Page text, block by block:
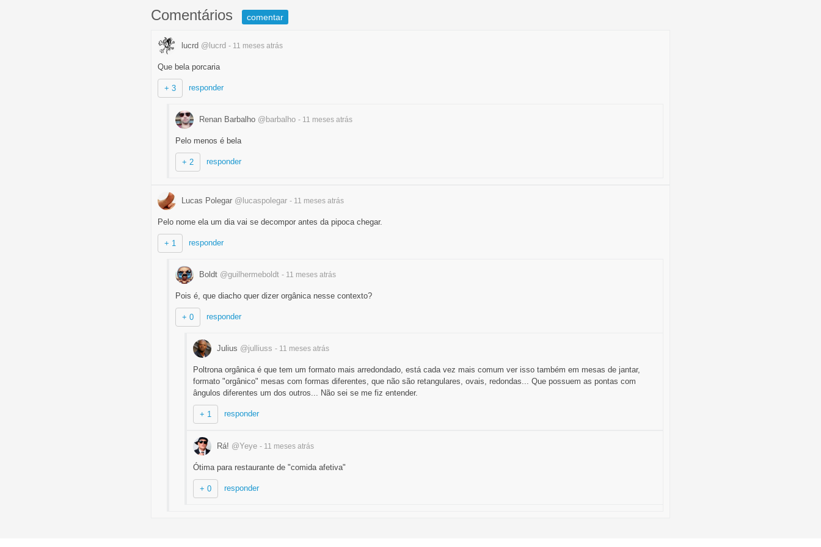
Comentários comentar
lucrd @lucrd - 11 meses atrás
Que bela porcaria
+ 3 responder
Renan Barbalho @barbalho - 11 meses atrás
Pelo menos é bela
+ 2 responder
Lucas Polegar @lucaspolegar - 11 meses atrás
Pelo nome ela um dia vai se decompor antes da pipoca chegar.
+ 1 responder
Boldt @guilhermeboldt - 11 meses atrás
Pois é, que diacho quer dizer orgânica nesse contexto?
+ 0 responder
Julius @julliuss - 11 meses atrás
Poltrona orgânica é que tem um formato mais arredondado, está cada vez mais comum ver isso também em mesas de jantar,
formato "orgânico" mesas com formas diferentes, que não são retangulares, ovais, redondas... Que possuem as pontas com
ângulos diferentes um dos outros... Não sei se me fiz entender.
+ 1 responder
Rá! @Yeye - 11 meses atrás
Ótima para restaurante de "comida afetiva"
+ 0 responder